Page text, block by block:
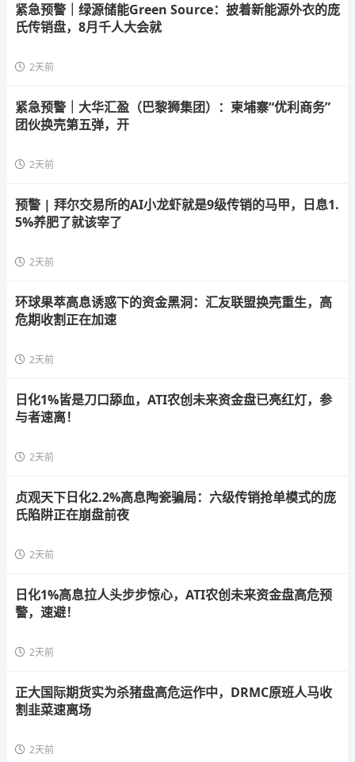
紧急预警｜绿源储能Green Source：披着新能源外衣的庞
氏传销盘，8月千人大会就
2天前
紧急预警｜大华汇盈（巴黎狮集团）：柬埔寨“优利商务”
团伙换壳第五弹，开
2天前
预警 | 拜尔交易所的AI小龙虾就是9级传销的马甲，日息1.
5%养肥了就该宰了
2天前
环球果萃高息诱惑下的资金黑洞：汇友联盟换壳重生，高
危期收割正在加速
2天前
日化1%皆是刀口舔血，ATI农创未来资金盘已亮红灯，参
与者速离！
2天前
贞观天下日化2.2%高息陶瓷骗局：六级传销抢单模式的庞
氏陷阱正在崩盘前夜
2天前
日化1%高息拉人头步步惊心，ATI农创未来资金盘高危预
警，速避！
2天前
正大国际期货实为杀猪盘高危运作中，DRMC原班人马收
割韭菜速离场
2天前